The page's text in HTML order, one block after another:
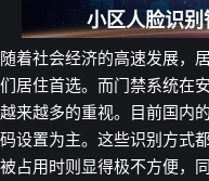
小区人脸识
随着社会经济的高速发展，
们居住首选。而门禁系统在
越来越多的重视。目前国内
码设置为主。这些识别方式
被占用时则显得极不方便，